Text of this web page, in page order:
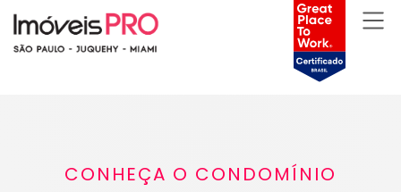
CONHEÇA O CONDOMÍNIO